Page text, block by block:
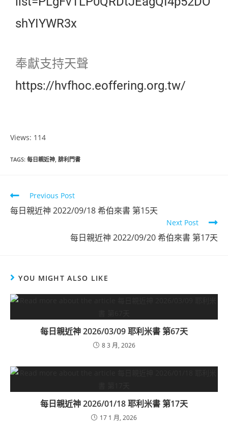
shYIYWR3x
奉獻支持天聲
https://hvfhoc.eoffering.org.tw/
Views: 114
TAGS: 每日親近神, 腓利門書
Previous Post
每日親近神 2022/09/18 希伯來書 第15天
Next Post
每日親近神 2022/09/20 希伯來書 第17天
YOU MIGHT ALSO LIKE
每日親近神 2026/03/09 耶利米書 第67天
8 3 月, 2026
每日親近神 2026/01/18 耶利米書 第17天
17 1 月, 2026